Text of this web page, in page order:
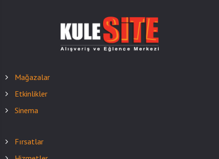
Mağazalar
Etkinlikler
Sinema
Fırsatlar